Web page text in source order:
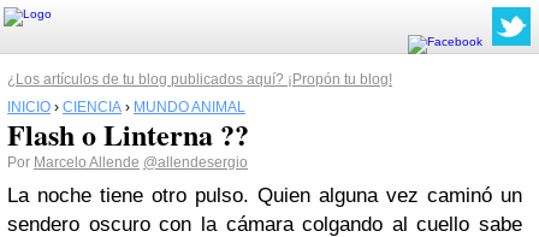
¿Los artículos de tu blog publicados aquí? ¡Propón tu blog!
INICIO › CIENCIA › MUNDO ANIMAL
Flash o Linterna ??
Por Marcelo Allende @allendesergio
La noche tiene otro pulso. Quien alguna vez caminó un
sendero oscuro con la cámara colgando al cuello sabe